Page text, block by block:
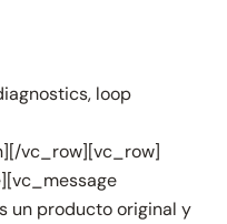
loop
vc_row][vc_row]
un producto original y